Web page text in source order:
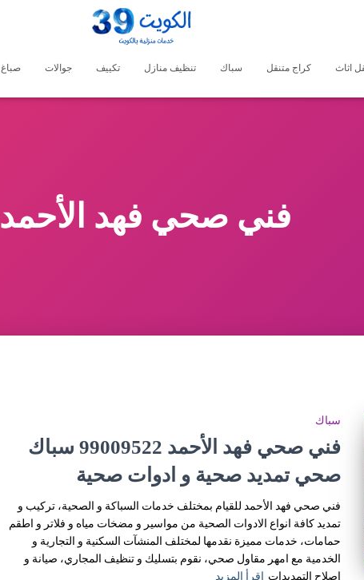
اثاث كراج متنقل سباك تنظيف منازل تكييف جوالات صباغ
فني صحي فهد الأحمد
سباك
فني صحي فهد الأحمد 99009522 سباك
صحي تمديد صحية و ادوات صحية
فني صحي فهد الأحمد للقيام بمختلف خدمات السباكة و الصحية، تركيب و
تمديد كافة انواع الادوات الصحية من مواسير و مضخات مياه و فلاتر و اطقم
حمامات، خدمات مميزة نقدمها لمختلف المنشآت السكنية و التجارية و
الخدمية مع امهر مقاول صحي، نقوم بتسليك و تنظيف المجاري، صيانة و
اصلاح التمديدات اقرأ المزيد